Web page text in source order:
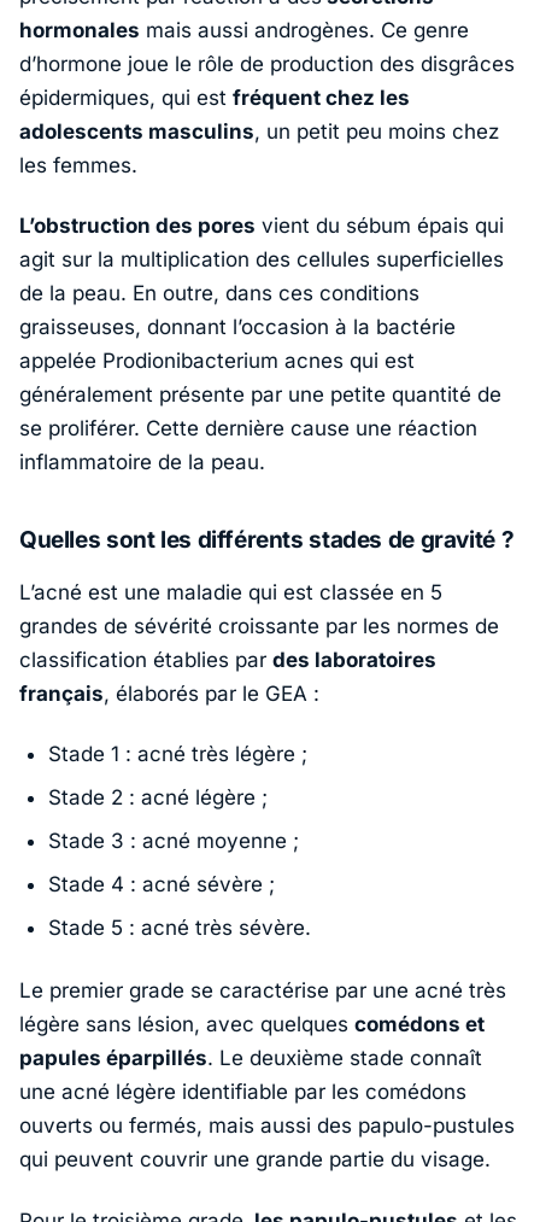
hormonales mais aussi androgènes. Ce genre
d’hormone joue le rôle de production des disgrâces
épidermiques, qui est fréquent chez les
adolescents masculins, un petit peu moins chez
les femmes.
L’obstruction des pores vient du sébum épais qui
agit sur la multiplication des cellules superficielles
de la peau. En outre, dans ces conditions
graisseuses, donnant l’occasion à la bactérie
appelée Prodionibacterium acnes qui est
généralement présente par une petite quantité de
se proliférer. Cette dernière cause une réaction
inflammatoire de la peau.
Quelles sont les différents stades de gravité ?
L’acné est une maladie qui est classée en 5
grandes de sévérité croissante par les normes de
classification établies par des laboratoires
français, élaborés par le GEA :
Stade 1 : acné très légère ;
Stade 2 : acné légère ;
Stade 3 : acné moyenne ;
Stade 4 : acné sévère ;
Stade 5 : acné très sévère.
Le premier grade se caractérise par une acné très
légère sans lésion, avec quelques comédons et
papules éparpillés. Le deuxième stade connaît
une acné légère identifiable par les comédons
ouverts ou fermés, mais aussi des papulo-pustules
qui peuvent couvrir une grande partie du visage.